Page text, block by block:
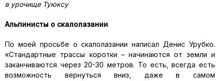
в урочище Туюксу
Альпинисты о скалолазании
По моей просьбе о скалолазании написал Денис Урубко.
«Стандартные трассы коротки – начинаются от земли и
заканчиваются через 20-30 метров. То есть, всегда есть
возможность вернуться вниз, даже в самом